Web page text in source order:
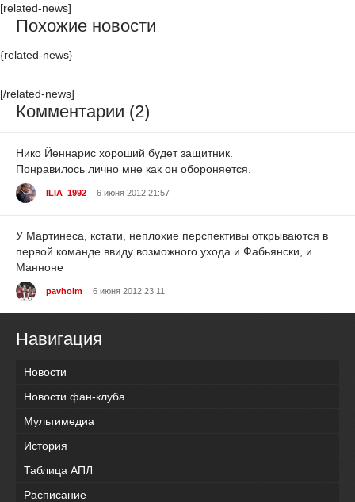
[related-news]
Похожие новости
{related-news}
[/related-news]
Комментарии (2)
Нико Йеннарис хороший будет защитник.
Понравилось лично мне как он обороняется.
ILIA_1992 6 июня 2012 21:57
У Мартинеса, кстати, неплохие перспективы открываются в
первой команде ввиду возможного ухода и Фабьянски, и
Манноне
pavholm 6 июня 2012 23:11
Навигация
Новости
Новости фан-клуба
Мультимедиа
История
Таблица АПЛ
Расписание